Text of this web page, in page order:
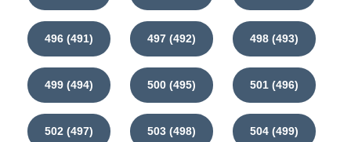
496 (491) 497 (492) 498 (493)
499 (494) 500 (495) 501 (496)
502 (497) 503 (498) 504 (499)